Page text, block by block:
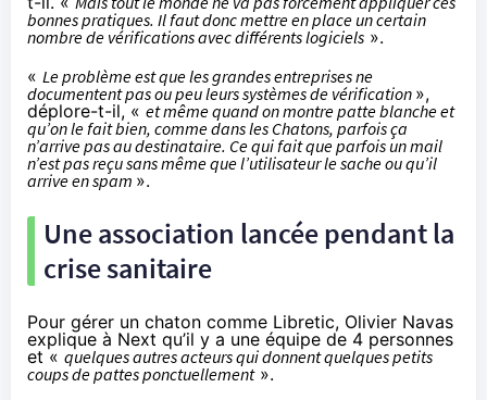
bonnes pratiques. Il faut donc mettre en place un certain
nombre de vérifications avec différents logiciels ».
« Le problème est que les grandes entreprises ne
documentent pas ou peu leurs systèmes de vérification »,
déplore-t-il, « et même quand on montre patte blanche et
qu’on le fait bien, comme dans les Chatons, parfois ça
n’arrive pas au destinataire. Ce qui fait que parfois un mail
n’est pas reçu sans même que l’utilisateur le sache ou qu’il
arrive en spam ».
Une association lancée pendant la
crise sanitaire
Pour gérer un chaton comme Libretic, Olivier Navas
explique à Next qu’il y a une équipe de 4 personnes
et « quelques autres acteurs qui donnent quelques petits
coups de pattes ponctuellement».